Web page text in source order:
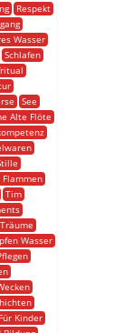
Respekt
Wasser
Schlafen
See
Alte Flöte
Flammen
Tim
Träume
Wasser
Kinder